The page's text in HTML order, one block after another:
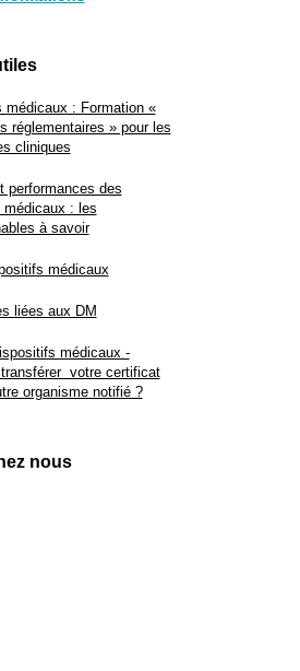
médicaux : Formation «
réglementaires » pour les
cliniques
performances des
: les
à savoir
médicaux
liées aux DM
médicaux -
votre certificat
organisme notifié ?
nous